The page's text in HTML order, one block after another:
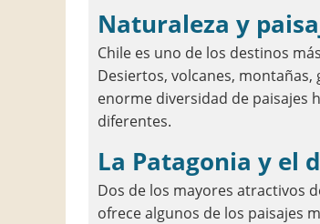
Naturaleza y
Chile es uno de los destinos
Desiertos, volcanes, montañas,
enorme diversidad de paisajes
diferentes.
La Patagonia y el
Dos de los mayores atractivos
ofrece algunos de los paisajes